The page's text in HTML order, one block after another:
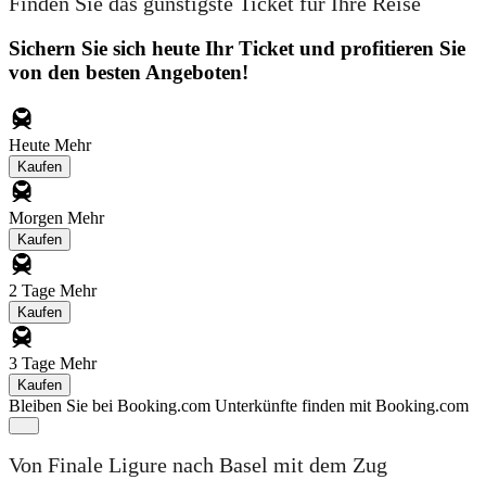
Sichern Sie sich heute Ihr Ticket und profitieren Sie
von den besten Angeboten!
Heute Mehr
Kaufen
Morgen Mehr
Kaufen
2 Tage Mehr
Kaufen
3 Tage Mehr
Kaufen
Bleiben Sie bei Booking.com Unterkünfte finden mit Booking.com
Von Finale Ligure nach Basel mit dem Zug